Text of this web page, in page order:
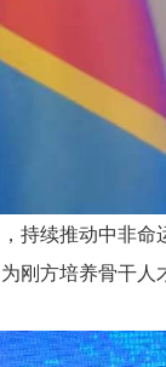
持续推动中非命
刚方培养骨干